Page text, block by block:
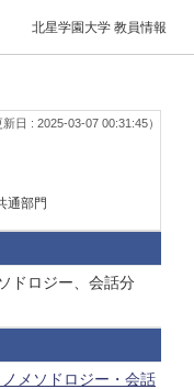
北星学園大学 教員情報
新日 : 2025-03-07 00:31:45）
通部門
ドロジー、会話分
メソドロジー・会話